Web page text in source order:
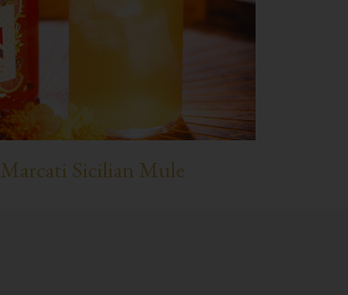
Marcati Sicilian Mule